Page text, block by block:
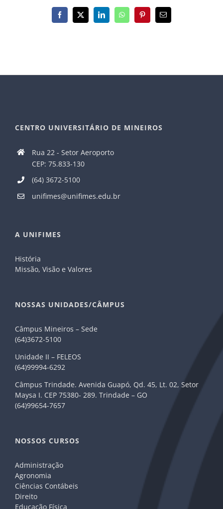
Facebook
X LinkedInWhatsAppPinterest
E-
mail
CENTRO UNIVERSITÁRIO DE MINEIROS
Rua 22 - Setor Aeroporto
CEP: 75.833-130
(64) 3672-5100
unifimes@unifimes.edu.br
A UNIFIMES
História
Missão, Visão e Valores
NOSSAS UNIDADES/CÂMPUS
Câmpus Mineiros – Sede
(64)3672-5100
Unidade II – FELEOS
(64)99994-6292
Câmpus Trindade. Avenida Guapó, Qd. 45, Lt. 02, Setor
Maysa I. CEP 75380- 289. Trindade – GO
(64)99654-7657
NOSSOS CURSOS
Administração
Agronomia
Ciências Contábeis
Direito
Educação Física